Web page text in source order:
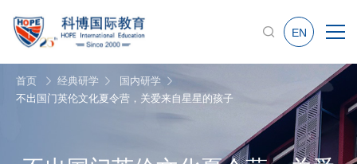
EN
首页 经典研学
国内研学
不出国门英伦文化夏令营，关爱来自星星的孩子